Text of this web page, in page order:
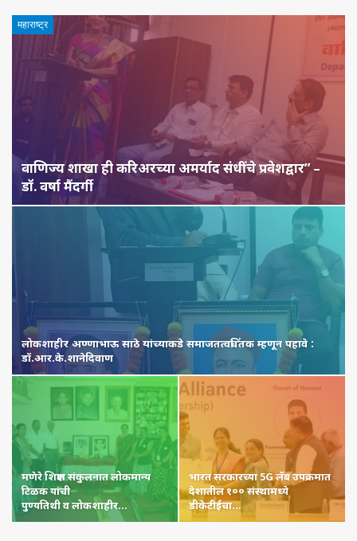
महाराष्ट्र
वाणिज्य शाखा ही करिअरच्या अमर्याद संधींचे प्रवेशद्वार” –
डॉ. वर्षा मैंदर्गी
लोकशाहीर अण्णाभाऊ साठे यांच्याकडे समाजतत्वचिंतक म्हणून पहावे :
डॉ.आर.के.शानेदिवाण
मणेरे शिक्षण संकुलनात लोकमान्य
टिळक यांची
पुण्यतिथी व लोकशाहीर…
भारत सरकारच्या 5G लॅब उपक्रमात
देशातील १०० संस्थामध्ये
डीकेटीईचा…